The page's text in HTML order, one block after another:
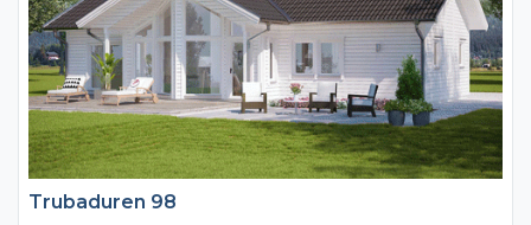
Trubaduren 98